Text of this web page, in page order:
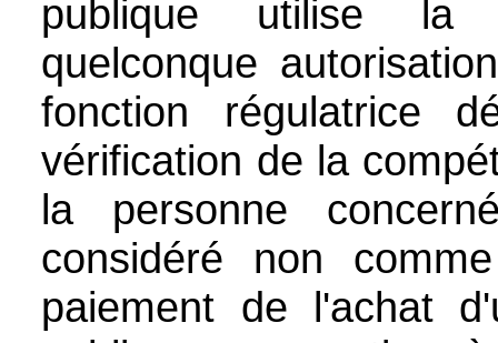
publique utilise la
quelconque
fonction régulatrice
vérification de la
la personne
considéré non
paiement de l'achat